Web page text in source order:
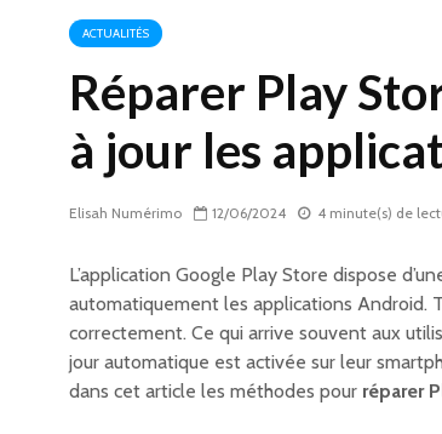
ACTUALITÉS
Réparer Play
à jour les
Elisah Numérimo 12/06/2024 4 minute(s) de
L’application Google Play Store dispose
automatiquement les applications Android.
correctement. Ce qui arrive souvent aux
jour automatique est activée sur leur
dans cet article les méthodes pour réparer